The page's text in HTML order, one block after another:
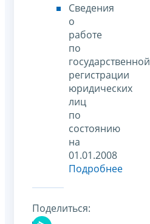
Сведения
о
работе
по
государственной
регистрации
юридических
лиц
по
состоянию
на
01.01.2008
Подробнее
Поделиться: